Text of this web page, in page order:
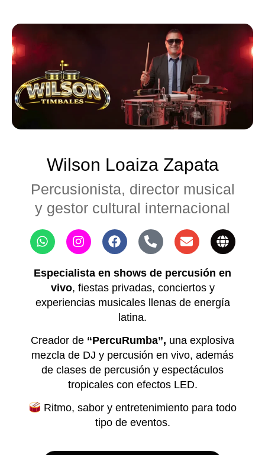
Wilson Loaiza Zapata
Percusionista, director musical
y gestor cultural internacional
Especialista en shows de percusión en
vivo, fiestas privadas, conciertos y
experiencias musicales llenas de energía
latina.
Creador de “PercuRumba”, una explosiva
mezcla de DJ y percusión en vivo, además
de clases de percusión y espectáculos
tropicales con efectos LED.
Ritmo, sabor y entretenimiento para todo
tipo de eventos.